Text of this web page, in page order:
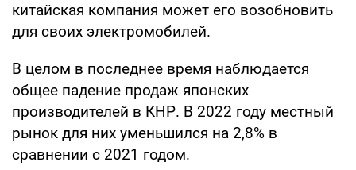
китайская компания может его возобновить
для своих электромобилей.
В целом в последнее время наблюдается
общее падение продаж японских
производителей в КНР. В 2022 году местный
рынок для них уменьшился на 2,8% в
сравнении с 2021 годом.